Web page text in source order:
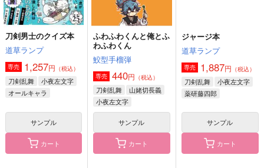
作品詳細 作品詳細
刀剣男士のクイズ本
道草ランプ
専売 1,257円 （税込）
刀剣乱舞
小夜左文字
オールキャラ
サンプル
カート
ふわふわくんと俺とふ
わふわくん
鮫型手榴弾
専売 440円 （税込）
刀剣乱舞
山姥切長義
小夜左文字
サンプル
カート
ジャージ本
道草ランプ
専売 1,887円 （税込）
刀剣乱舞
小夜左文字
薬研藤四郎
サンプル
カート